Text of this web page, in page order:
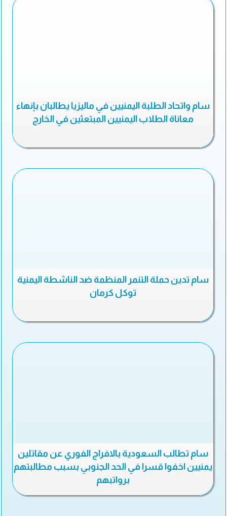
سام واتحاد الطلبة اليمنيين في ماليزيا يطالبان بإنهاء
معاناة الطلاب اليمنيين المبتعثين في الخارج
سام تدين حملة التنمر المنظمة ضد الناشطة اليمنية
توكل كرمان
سام تطالب السعودية بالافراج الفوري عن مقاتلين
يمنيين اخفوا قسرا في الحد الجنوبي بسبب مطالبتهم
برواتبهم